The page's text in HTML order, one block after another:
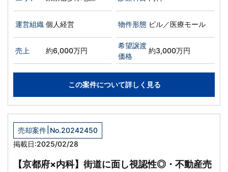
運営組織 個人経営 物件形態 ビル／医療モール
売上 約6,000万円
希望譲渡
価格
約3,000万円
この案件について詳しく見る
売却案件 No.20242450
掲載日:2025/02/28
【京都府×内科】街道に面し視認性◎・不動産売